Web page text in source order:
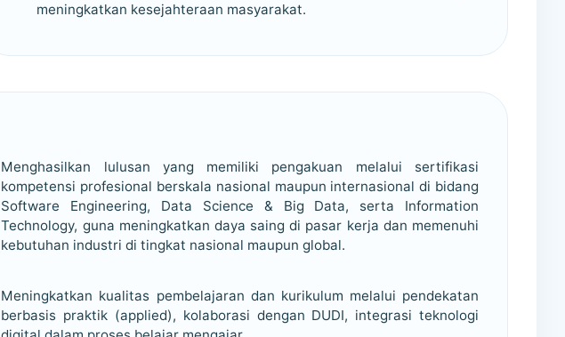
meningkatkan kesejahteraan masyarakat.
Menghasilkan lulusan yang memiliki pengakuan melalui sertifikasi
kompetensi profesional berskala nasional maupun internasional di bidang
Software Engineering, Data Science & Big Data, serta Information
Technology, guna meningkatkan daya saing di pasar kerja dan memenuhi
kebutuhan industri di tingkat nasional maupun global.
Meningkatkan kualitas pembelajaran dan kurikulum melalui pendekatan
berbasis praktik (applied), kolaborasi dengan DUDI, integrasi teknologi